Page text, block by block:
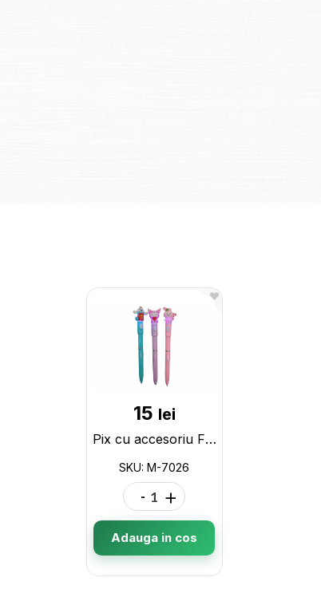
15 lei
Pix cu accesoriu Figuri (LED) ML4-4 M-7026
SKU: M-7026
- +
Adauga in cos